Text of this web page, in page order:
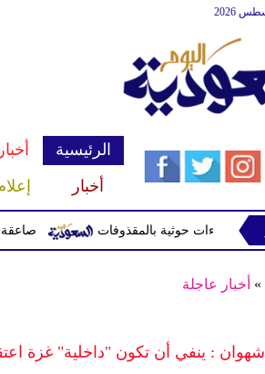
الرئيسية
أخبار
صاعقة تقتل لاعبا
» أخبار عاجلة
شهوان : ينفي أن تكون "داخلية" غزة